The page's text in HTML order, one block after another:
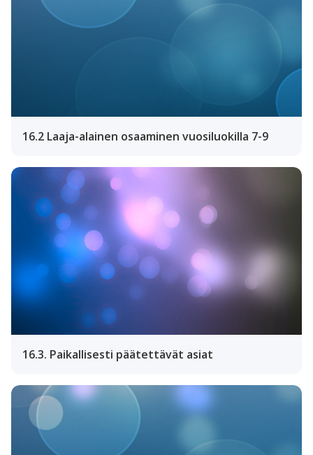
16.2 Laaja-alainen osaaminen vuosiluokilla 7-9
16.3. Paikallisesti päätettävät asiat